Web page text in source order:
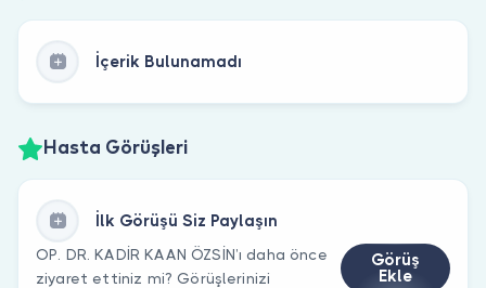
İçerik Bulunamadı
Hasta Görüşleri
İlk Görüşü Siz Paylaşın
OP. DR. KADİR KAAN ÖZSİN’ı daha önce
ziyaret ettiniz mi? Görüşlerinizi
Görüş
Ekle